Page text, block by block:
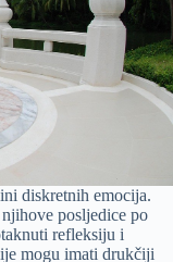
diskretnih emocija.
posljedice po
refleksiju i
mogu imati drukčiji